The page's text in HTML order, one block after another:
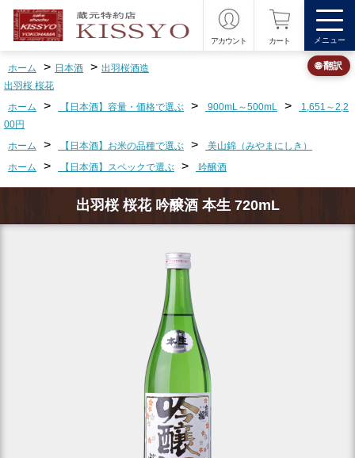
アカウント カート メニュー
ホーム > 日本酒 > 出羽桜酒造
出羽桜 桜花
ホーム
> 【日本酒】容量・価格で選ぶ > 900mL～500mL >
1,651～2,2
00円
ホーム
> 【日本酒】お米の品種で選ぶ >
美山錦（みやまにしき）
ホーム
> 【日本酒】スペックで選ぶ > 吟醸酒
出羽桜 桜花 吟醸酒 本生 720mL
🌐 翻訳